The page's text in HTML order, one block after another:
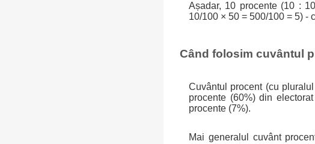
Așadar, 10 procente (10 :
10/100 × 50 = 500/100 = 5) -
Când folosim cuvântul
Cuvântul procent (cu
procente (60%) din
procente (7%).
Mai generalul cuvânt